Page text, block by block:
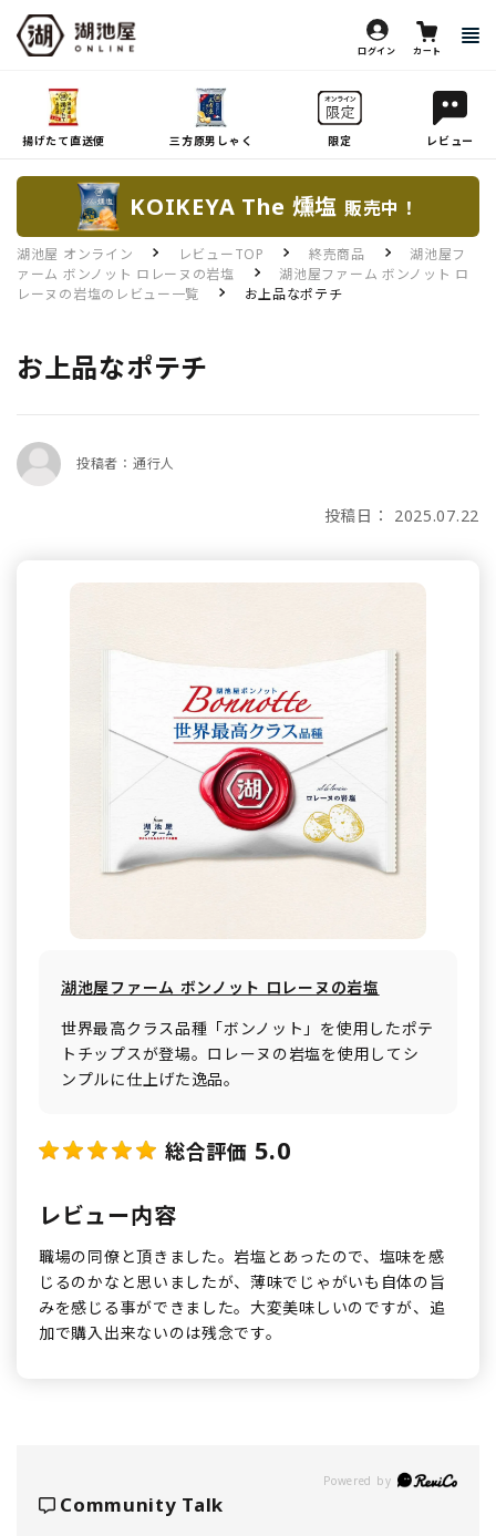
ログイン カート
揚げたて直送便 三方原男しゃく 限定 レビュー
KOIKEYA The 燻塩 販売中！
湖池屋 オンライン レビューTOP 終売商品
湖池屋フ
ァーム ボンノット ロレーヌの岩塩
湖池屋ファーム ボンノット ロ
レーヌの岩塩のレビュー一覧
お上品なポテチ
お上品なポテチ
投稿者：通行人
投稿日： 2025.07.22
湖池屋ファーム ボンノット ロレーヌの岩塩
世界最高クラス品種「ボンノット」を使用したポテ
トチップスが登場。ロレーヌの岩塩を使用してシ
ンプルに仕上げた逸品。
総合評価 5.0
レビュー内容
職場の同僚と頂きました。岩塩とあったので、塩味を感
じるのかなと思いましたが、薄味でじゃがいも自体の旨
みを感じる事ができました。大変美味しいのですが、追
加で購入出来ないのは残念です。
Powered by
Community Talk